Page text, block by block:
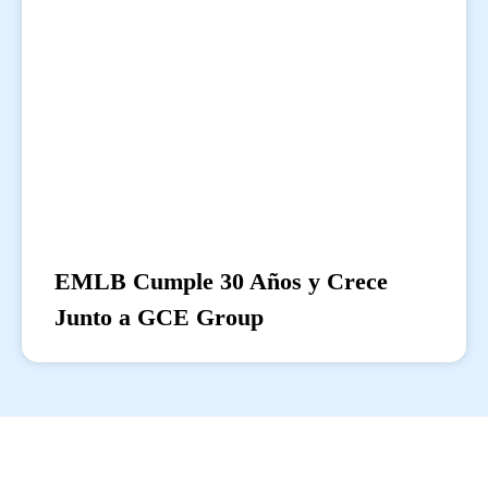
EMLB Cumple 30 Años y Crece
Junto a GCE Group